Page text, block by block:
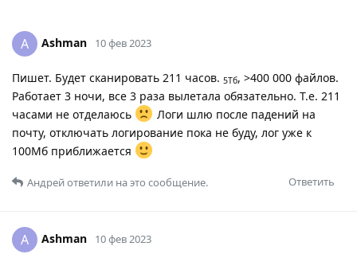
A Ashman 10 фев 2023
Пишет. Будет сканировать 211 часов. 5Тб, >400 000 файлов.
Работает 3 ночи, все 3 раза вылетала обязательно. Т.е. 211
часами не отделаюсь
Логи шлю после падений на
почту, отключать логирование пока не буду, лог уже к
100Мб приближается
Ответить
Андрейответили на это сообщение.
A Ashman 10 фев 2023